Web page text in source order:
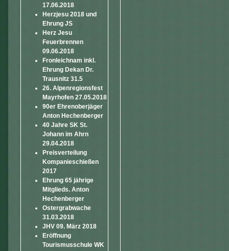
17.06.2018
Herzjesu 2018 und
Ehrung JS
Herz Jesu
Feuerbrennen
09.06.2018
Fronleichnam inkl.
Ehrung Dekan Dr.
Trausnitz 31.5
26. Alpenregionsfest
Mayrhofen 27.05.2018
90er Ehrenoberjäger
Anton Hechenberger
40 Jahre SK St.
Johann im Ahrn
29.04.2018
Preisverteilung
Kompanieschießen
2017
Ehrung 65 jährige
Mitglieds. Anton
Hechenberger
Ostergrabwache
31.03.2018
JHV 09. März 2018
Eröffnung
Tourismusschule WK